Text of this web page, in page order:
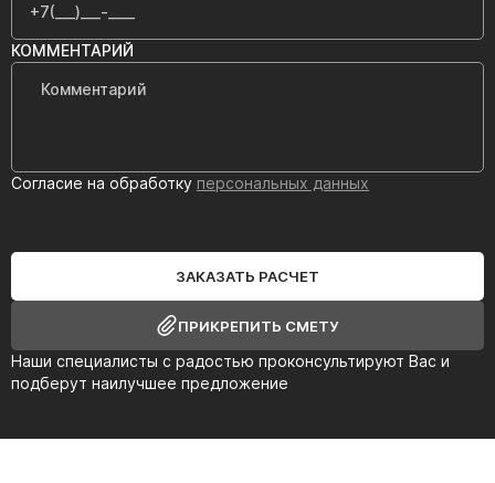
Наши специалисты с радостью проконсультируют Вас и
подберут наилучшее предложение
КОММЕНТАРИЙ
Согласие на обработку персональных данных
ЗАКАЗАТЬ РАСЧЕТ
ПРИКРЕПИТЬ СМЕТУ